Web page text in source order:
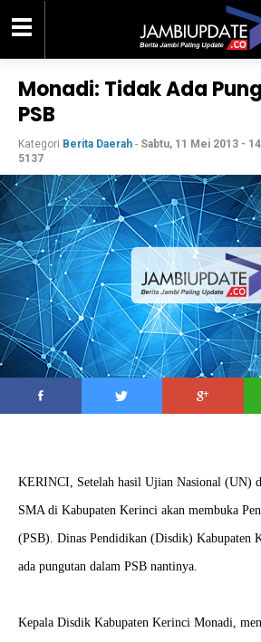
Monadi: Tidak Ada
PSB
Kategori Berita Daerah - Sabtu, 11 Mei 2013 -
5137
KERINCI, Setelah hasil Ujian Nasional (UN)
SMA di Kabupaten Kerinci akan membuka
(PSB). Dinas Pendidikan (Disdik) Kabupaten
ada pungutan dalam PSB nantinya.
Kepala Disdik Kabupaten Kerinci Monadi,